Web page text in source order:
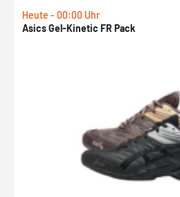
Heute - 00:00 Uhr
Asics Gel-Kinetic FR Pack